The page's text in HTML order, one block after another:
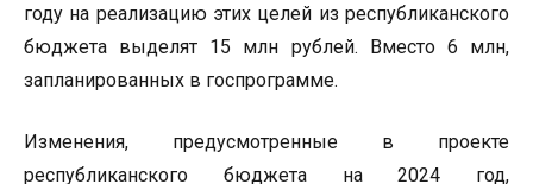
году на реализацию этих целей из республиканского
бюджета выделят 15 млн рублей. Вместо 6 млн,
запланированных в госпрограмме.
Изменения, предусмотренные в проекте
республиканского бюджета на 2024 год,